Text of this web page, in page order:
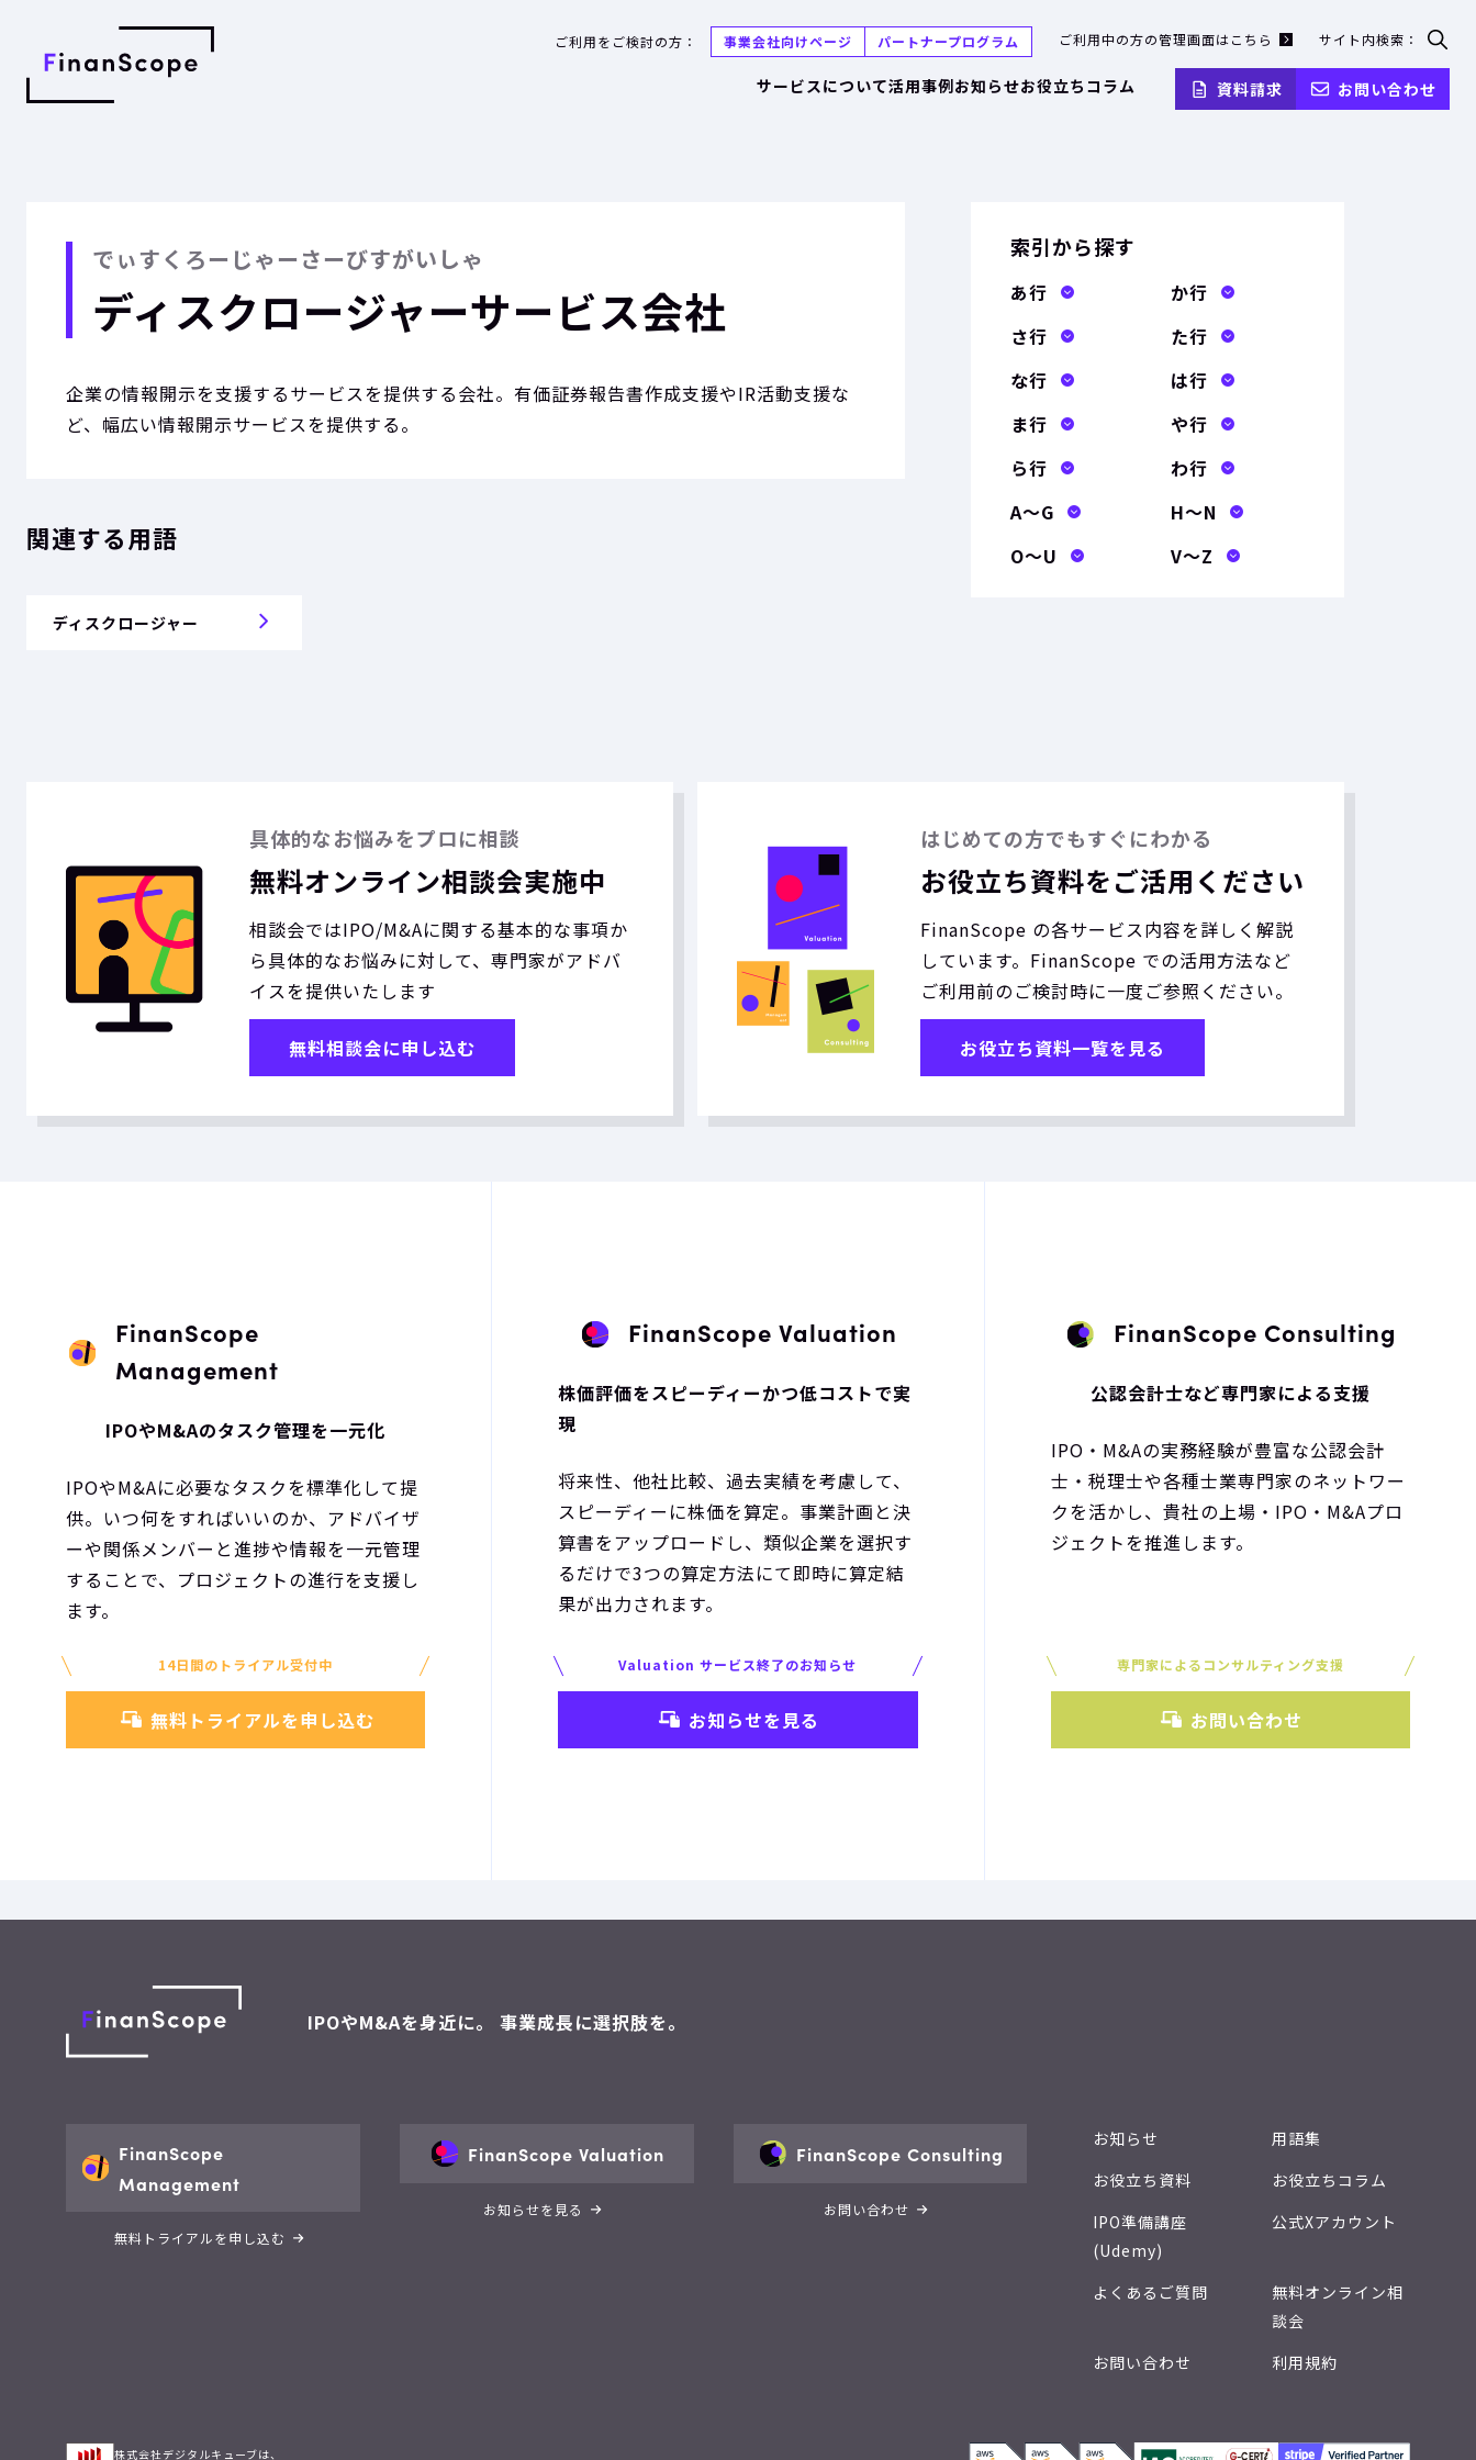
ご利用をご検討の方： 事業会社向けページ パートナープログラム ご利用中の方の管理画面はこちら サイト内検索：
検
索
フ
サービスについて活用事例お知らせお役立ちコラム 資料請求 お問い合わせ
でぃすくろーじゃーさーびすがいしゃ
ディスクロージャーサービス会社
企業の情報開示を支援するサービスを提供する会社。有価証券報告書作成支援やIR活動支援な
ど、幅広い情報開示サービスを提供する。
関連する用語
ディスクロージャー
索引から探す
あ行
か行
さ行
た行
な行
は行
ま行
や行
ら行
わ行
A〜G
H〜N
O〜U
V〜Z
具体的なお悩みをプロに相談
無料オンライン相談会実施中
相談会ではIPO/M&Aに関する基本的な事項か
ら具体的なお悩みに対して、専門家がアドバ
イスを提供いたします
無料相談会に申し込む
はじめての方でもすぐにわかる
お役立ち資料をご活用ください
FinanScope の各サービス内容を詳しく解説
しています。FinanScope での活用方法など
ご利用前のご検討時に一度ご参照ください。
お役立ち資料一覧を見る
FinanScope
Management
IPOやM&Aのタスク管理を一元化
IPOやM&Aに必要なタスクを標準化して提
供。いつ何をすればいいのか、アドバイザ
ーや関係メンバーと進捗や情報を一元管理
することで、プロジェクトの進行を支援し
ます。
14日間のトライアル受付中
無料トライアルを申し込む
FinanScope Valuation
株価評価をスピーディーかつ低コストで実
現
将来性、他社比較、過去実績を考慮して、
スピーディーに株価を算定。事業計画と決
算書をアップロードし、類似企業を選択す
るだけで3つの算定方法にて即時に算定結
果が出力されます。
Valuation サービス終了のお知らせ
お知らせを見る
FinanScope Consulting
公認会計士など専門家による支援
IPO・M&Aの実務経験が豊富な公認会計
士・税理士や各種士業専門家のネットワー
クを活かし、貴社の上場・IPO・M&Aプロ
ジェクトを推進します。
専門家によるコンサルティング支援
お問い合わせ
IPOやM&Aを身近に。 事業成長に選択肢を。
FinanScope
Management
無料トライアルを申し込む
FinanScope Valuation
お知らせを見る
FinanScope Consulting
お問い合わせ
お知らせ
用語集
お役立ち資料
お役立ちコラム
IPO準備講座
(Udemy)
公式Xアカウント
よくあるご質問
無料オンライン相
談会
お問い合わせ
利用規約
株式会社デジタルキューブは、